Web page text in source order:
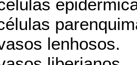
lenhosos.